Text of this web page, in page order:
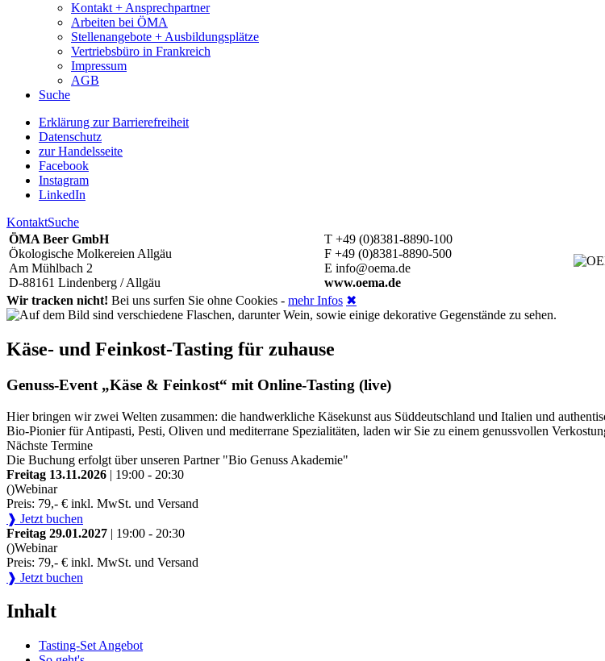
Kontakt + Ansprechpartner
Arbeiten bei ÖMA
Stellenangebote + Ausbildungsplätze
Vertriebsbüro in Frankreich
Impressum
AGB
Suche
Erklärung zur Barrierefreiheit
Datenschutz
zur Handelsseite
Facebook
Instagram
LinkedIn
KontaktSuche
ÖMA Beer GmbH
Ökologische Molkereien Allgäu
Am Mühlbach 2
D-88161 Lindenberg / Allgäu
T +49 (0)8381-8890-100
F +49 (0)8381-8890-500
E info@oema.de
www.oema.de
Wir tracken nicht! Bei uns surfen Sie ohne Cookies - mehr Infos ✖
Käse- und Feinkost-Tasting für zuhause
Genuss-Event „Käse & Feinkost“ mit Online-Tasting (live)
Hier bringen wir zwei Welten zusammen: die handwerkliche Käsekunst aus Süddeutschland und Italien und
Bio-Pionier für Antipasti, Pesti, Oliven und mediterrane Spezialitäten, laden wir Sie zu einem genussvollen
Nächste Termine
Die Buchung erfolgt über unseren Partner "Bio Genuss Akademie"
Freitag 13.11.2026 | 19:00 - 20:30
()Webinar
Preis: 79,- € inkl. MwSt. und Versand
❱ Jetzt buchen
Freitag 29.01.2027 | 19:00 - 20:30
()Webinar
Preis: 79,- € inkl. MwSt. und Versand
❱ Jetzt buchen
Inhalt
Tasting-Set Angebot